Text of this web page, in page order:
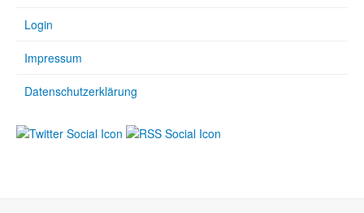
Login
Impressum
Datenschutzerklärung